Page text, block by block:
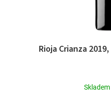
Rioja Crianza
Skladem